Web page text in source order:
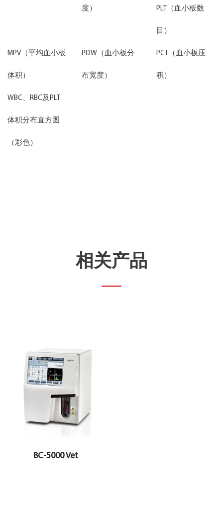
度） PLT（血小板数
目）
MPV（平均血小板
体积）
PDW（血小板分
布宽度）
PCT（血小板压
积）
WBC、RBC及PLT
体积分布直方图
（彩色）
相关产品
BC-5000 Vet